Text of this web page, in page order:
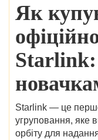
Як
Starlink — це перше
угруповання, яке
орбіту для